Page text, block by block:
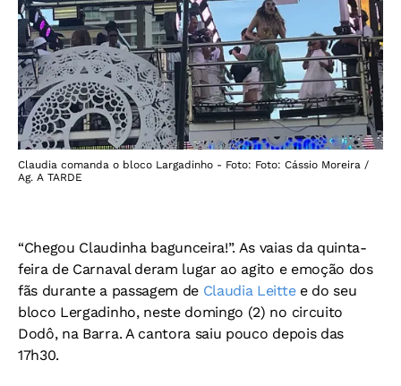
Claudia comanda o bloco Largadinho - Foto: Foto: Cássio Moreira /
Ag. A TARDE
“Chegou Claudinha bagunceira!”. As vaias da quinta-
feira de Carnaval deram lugar ao agito e emoção dos
fãs durante a passagem de Claudia Leittee do seu
bloco Lergadinho, neste domingo (2) no circuito
Dodô, na Barra. A cantora saiu pouco depois das
17h30.